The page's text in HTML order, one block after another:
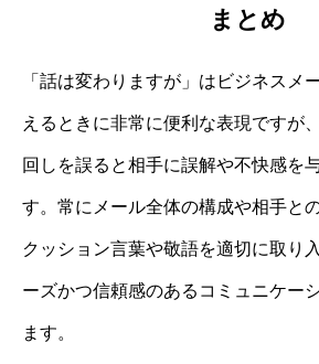
まとめ
「話は変わりますが」はビジネスメ
えるときに非常に便利な表現ですが
回しを誤ると相手に誤解や不快感を
す。常にメール全体の構成や相手と
クッション言葉や敬語を適切に取り
ーズかつ信頼感のあるコミュニケー
ます。